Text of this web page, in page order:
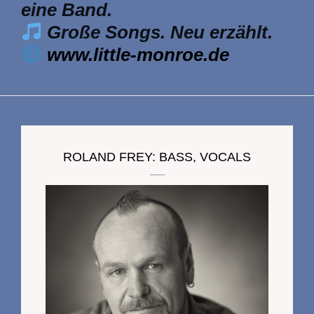
eine Band.
Große Songs. Neu erzählt.
www.little-monroe.de
ROLAND FREY: BASS, VOCALS